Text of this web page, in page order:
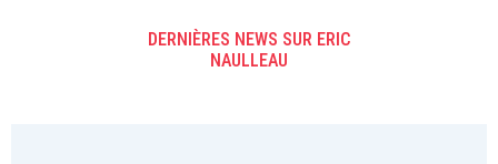
DERNIÈRES NEWS SUR ERIC
NAULLEAU